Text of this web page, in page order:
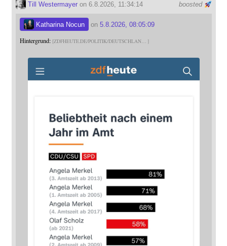
boosted
Till Westermayeron 6.8.2026, 11:34:14
Katharina Nocun on 5.8.2026, 08:05:09
Hintergrund: ZDFHEUTE.DE/POLITIK/DEUTSCHLAN